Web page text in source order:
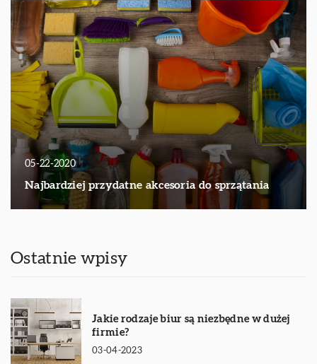
05-22-2020
Najbardziej przydatne akcesoria do sprzątania
Ostatnie wpisy
Jakie rodzaje biur są niezbędne w dużej
firmie?
03-04-2023